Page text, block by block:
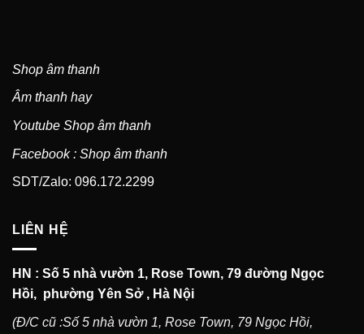
Shop âm thanh
Âm thanh hay
Youtube Shop âm thanh
Facebook : Shop âm thanh
SDT/Zalo: 096.172.2299
LIÊN HỆ
HN : Số 5 nhà vườn 1, Rose Town, 79 đường Ngọc
Hồi, phường Yên Sở , Hà Nội
(Đ/C cũ :Số 5 nhà vườn 1, Rose Town, 79 Ngọc Hồi,